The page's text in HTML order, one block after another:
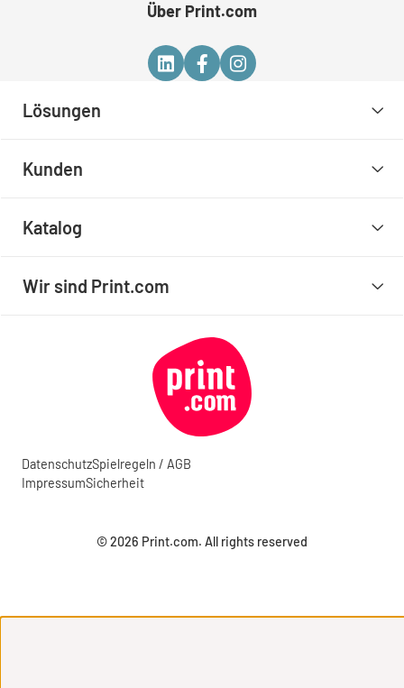
Über Print.com
Lösungen
Kunden
Katalog
Wir sind Print.com
© 2026 Print.com. All rights reserved
DatenschutzSpielregeln / AGB
ImpressumSicherheit